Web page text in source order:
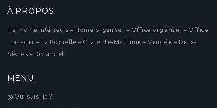
À PROPOS
Harmonie Intérieurs – Home organiser – Office organiser – Office
manager – La Rochelle – Charente-Maritime – Vendée – Deux-
Sèvres – Distanciel
MENU
Qui suis-je ?